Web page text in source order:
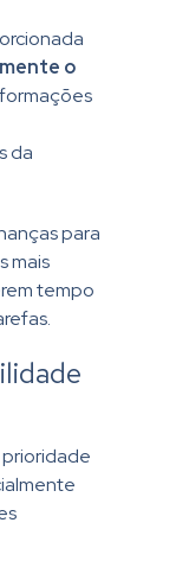
o
da
para
mais
tempo